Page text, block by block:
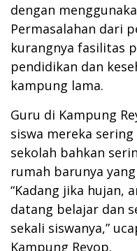
dengan
Permasalahan dari
kurangnya fasilitas
pendidikan dan
kampung lama.
Guru di Kampung
siswa mereka
sekolah bahkan
rumah barunya
“Kadang jika hujan,
datang belajar dan
sekali siswanya,”
Kampung Reyop.